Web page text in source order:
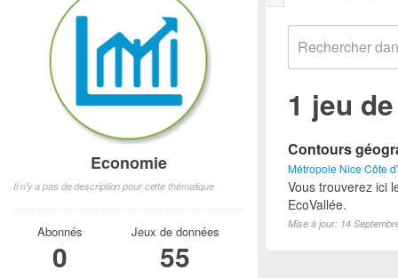
1 jeu
Contours
Métropole Nice Côte
Vous trouverez ici
EcoVallée.
Mise à jour: 14
Economie
Il n'y a pas de description pour cette thématique
Abonnés
0
Jeux de données
55